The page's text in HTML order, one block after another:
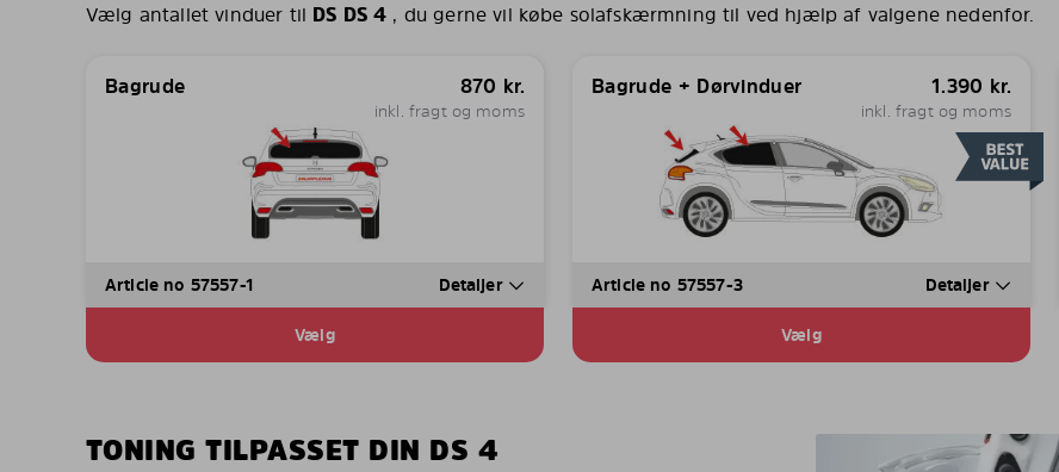
Vælg antallet vinduer til DS DS 4 , du gerne vil købe solafskærmning til ved hjælp af valgene nedenfor.
Bagrude 870 kr.
inkl. fragt og moms
Article no 57557-1 Detaljer
Vælg
Bagrude + Dørvinduer 1.390 kr.
inkl. fragt og moms
Article no 57557-3 Detaljer
Vælg
TONING TILPASSET DIN DS 4